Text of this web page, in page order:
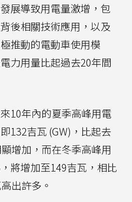
展導致用電量激增，包
後相關技術應用，以及
推動的電動車使用模
力用量比起過去20年間
10年內的夏季高峰用電
132吉瓦 (GW)，比起去
增加，而在冬季高峰用
將增加至149吉瓦，相比
出許多。